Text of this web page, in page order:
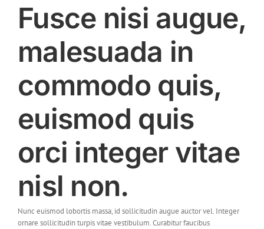
Fusce nisi augue,
malesuada in
commodo quis,
euismod quis
orci integer vitae
nisl non.
Nunc euismod lobortis massa, id sollicitudin augue auctor vel. Integer
ornare sollicitudin turpis vitae vestibulum. Curabitur faucibus